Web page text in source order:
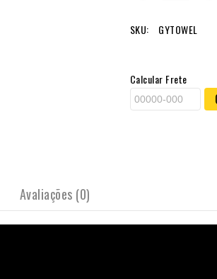
SKU: GYTOWEL
Calcular Frete
Avaliações (0)